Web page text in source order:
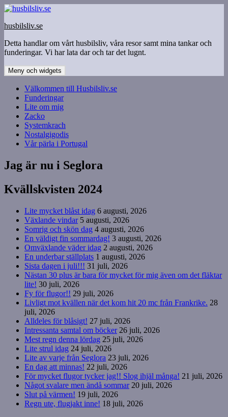
Hoppa
innehåll
husbilsliv.se
Detta handlar om vårt husbilsliv, våra resor samt mina tankar och
funderingar. Vi har lata dar och tar det lugnt.
Meny och widgets
Välkommen till Husbilsliv.se
Funderingar
Lite om mig
Zacko
Systemkrach
Nostalgigodis
Vår pärla i Portugal
Jag är nu i Seglora
Kvällskvisten 2024
Lite mycket blåst idag 6 augusti, 2026
Växlande vindar 5 augusti, 2026
Somrig och skön dag 4 augusti, 2026
En väldigt fin sommardag! 3 augusti, 2026
Omväxlande väder idag 2 augusti, 2026
En underbar ställplats 1 augusti, 2026
Sista dagen i juli!!! 31 juli, 2026
Nästan 30 plus är bara för mycket för mig även om det fläktar
lite! 30 juli, 2026
Fy för flugor!! 29 juli, 2026
Livligt mot kvällen när det kom hit 20 mc från Frankrike. 28
juli, 2026
Alldeles för blåsigt! 27 juli, 2026
Intressanta samtal om böcker 26 juli, 2026
Mest regn denna lördag 25 juli, 2026
Lite strul idag 24 juli, 2026
Lite av varje från Seglora 23 juli, 2026
En dag att minnas! 22 juli, 2026
För mycket flugor tycker jag!! Slog ihjäl många! 21 juli, 2026
Något svalare men ändå sommar 20 juli, 2026
Slut på värmen! 19 juli, 2026
Regn ute, flugjakt inne! 18 juli, 2026